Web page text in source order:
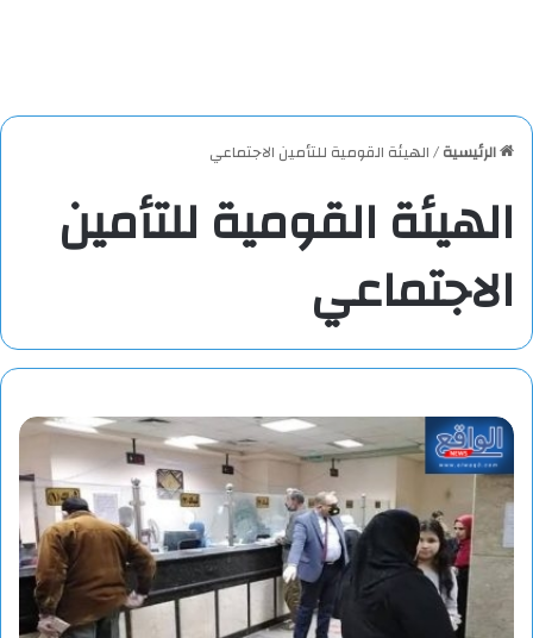
الرئيسية/الهيئة القومية للتأمين الاجتماعي
الهيئة القومية للتأمين
الاجتماعي